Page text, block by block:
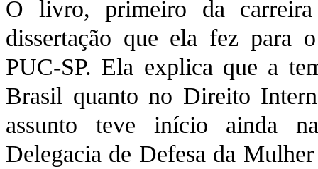
O livro, primeiro da
dissertação que ela fez para
PUC-SP. Ela explica que a
Brasil quanto no Direito
assunto teve início ainda
Delegacia de Defesa da